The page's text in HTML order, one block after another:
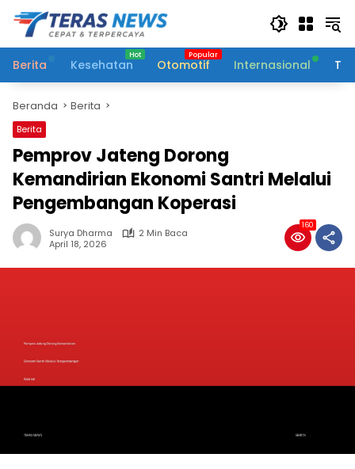
Langsung
konten
Berita
Kesehatan Otomotif Internasional
Beranda Berita
Berita
Pemprov Jateng Dorong
Kemandirian Ekonomi Santri Melalui
Pengembangan Koperasi
Surya Dharma
2 Min Baca
April 18, 2026
160